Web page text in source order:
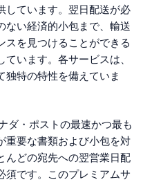
しています。翌日配送が必
ない経済的小包まで、輸送
スを見つけることができる
います。各サービスは、
独特の特性を備えていま
ダ・ポストの最速かつ最も
重要な書類および小包を対
んどの宛先への翌営業日配
須です。このプレミアムサ